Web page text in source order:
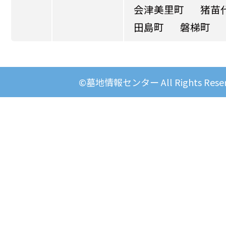
会津美里町
猪苗
田島町
磐梯町
©墓地情報センター All Rights